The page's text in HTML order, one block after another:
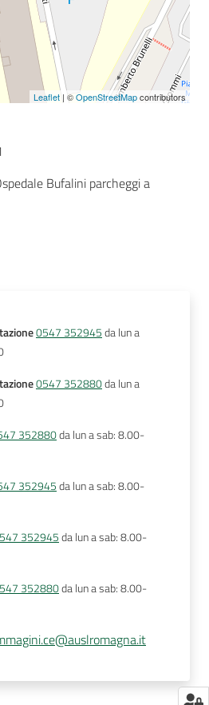
Leaflet | ©OpenStreetMapcontributors
Bufalini parcheggi a
0547 352945da lun a
0547 352880da lun a
352880da lun a sab: 8.00-
352945da lun a sab: 8.00-
352945da lun a sab: 8.00-
352880da lun a sab: 8.00-